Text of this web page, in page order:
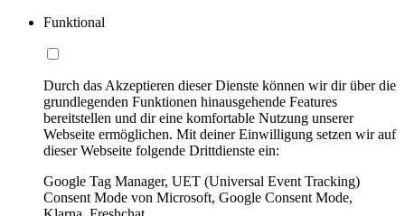
Funktional
Durch das Akzeptieren dieser Dienste können wir dir über die
grundlegenden Funktionen hinausgehende Features
bereitstellen und dir eine komfortable Nutzung unserer
Webseite ermöglichen. Mit deiner Einwilligung setzen wir auf
dieser Webseite folgende Drittdienste ein:
Google Tag Manager, UET (Universal Event Tracking)
Consent Mode von Microsoft, Google Consent Mode,